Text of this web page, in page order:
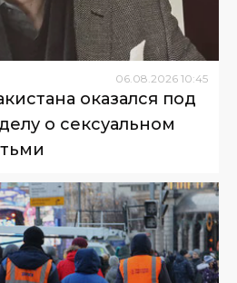
06.08.2026 10:45
оказался под
о сексуальном